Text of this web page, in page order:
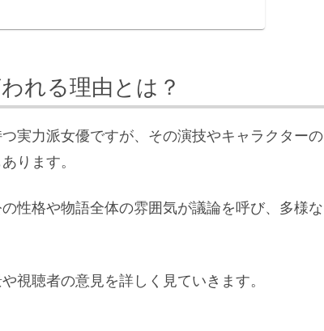
れる理由とは？
実力派女優ですが、その演技やキャラクターの
ります。
性格や物語全体の雰囲気が議論を呼び、多様な
視聴者の意見を詳しく見ていきます。